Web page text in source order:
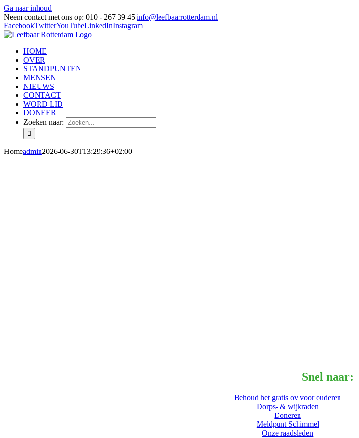
Ga naar inhoud
Neem contact met ons op: 010 - 267 39 45|info@leefbaarrotterdam.nl
FacebookTwitterYouTubeLinkedInInstagram
HOME
OVER
STANDPUNTEN
MENSEN
NIEUWS
CONTACT
WORD LID
DONEER
Zoeken naar:
Homeadmin2026-06-30T13:29:36+02:00
Snel naar:
Behoud het gratis ov voor ouderen
Dorps- & wijkraden
Doneren
Meldpunt Schimmel
Onze raadsleden